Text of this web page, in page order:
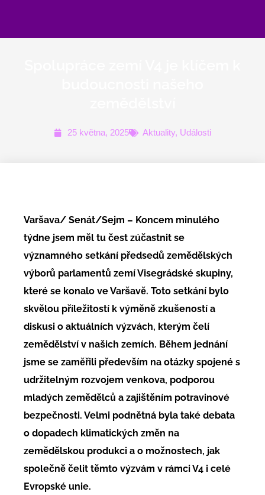
25 května, 2025 Aktuality, Události
Varšava/ Senát/Sejm – Koncem minulého
týdne jsem měl tu čest zúčastnit se
významného setkání předsedů zemědělských
výborů parlamentů zemí Visegrádské skupiny,
které se konalo ve Varšavě. Toto setkání bylo
skvělou příležitostí k výměně zkušeností a
diskusi o aktuálních výzvách, kterým čelí
zemědělství v našich zemích. Během jednání
jsme se zaměřili především na otázky spojené s
udržitelným rozvojem venkova, podporou
mladých zemědělců a zajištěním potravinové
bezpečnosti. Velmi podnětná byla také debata
o dopadech klimatických změn na
zemědělskou produkci a o možnostech, jak
společně čelit těmto výzvám v rámci V4 i celé
Evropské unie.